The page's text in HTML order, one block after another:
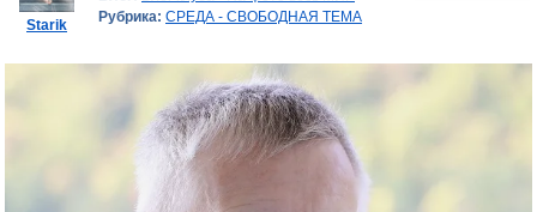
Starik
Рубрика: СРЕДА - СВОБОДНАЯ ТЕМА